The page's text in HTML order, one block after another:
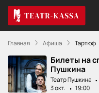
Главная Афиша Тартюф
Билеты на
Пушкина
Театр Пушкина
3 окт.
19:00